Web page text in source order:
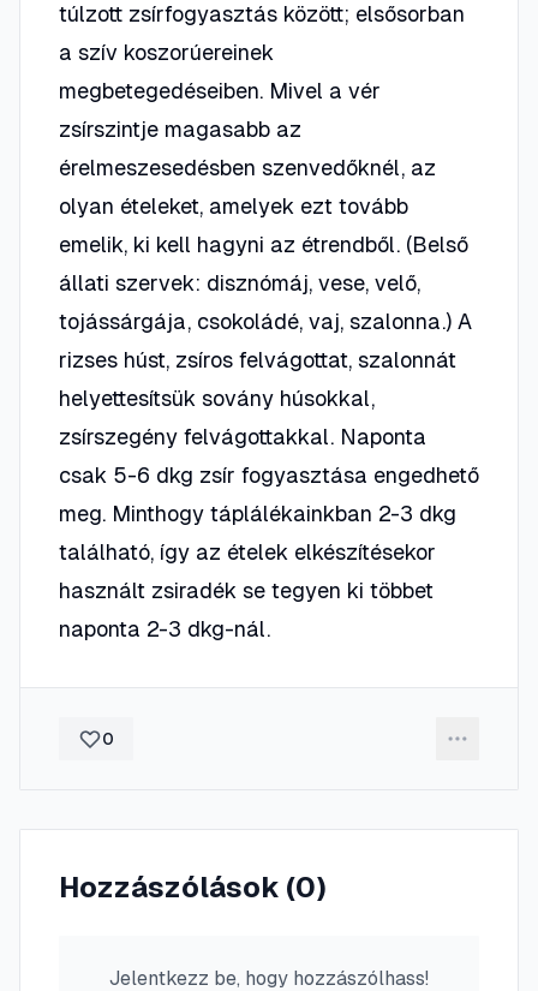
túlzott zsírfogyasztás között; elsősorban
a szív koszorúereinek
megbetegedéseiben. Mivel a vér
zsírszintje magasabb az
érelmeszesedésben szenvedőknél, az
olyan ételeket, amelyek ezt tovább
emelik, ki kell hagyni az étrendből. (Belső
állati szervek: disznómáj, vese, velő,
tojássárgája, csokoládé, vaj, szalonna.) A
rizses húst, zsíros felvágottat, szalonnát
helyettesítsük sovány húsokkal,
zsírszegény felvágottakkal. Naponta
csak 5-6 dkg zsír fogyasztása engedhető
meg. Minthogy táplálékainkban 2-3 dkg
található, így az ételek elkészítésekor
használt zsiradék se tegyen ki többet
naponta 2-3 dkg-nál.
0
Hozzászólások (0)
Jelentkezz be, hogy hozzászólhass!